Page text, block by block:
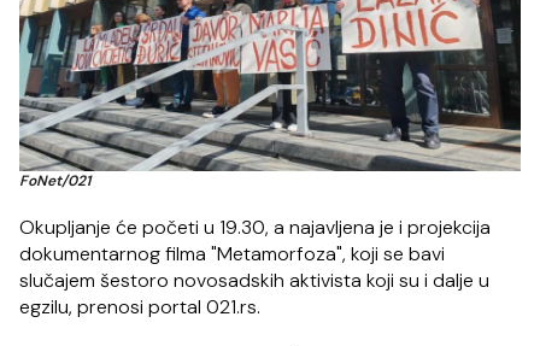
FoNet/021
Okupljanje će početi u 19.30, a najavljena je i projekcija
dokumentarnog filma "Metamorfoza", koji se bavi
slučajem šestoro novosadskih aktivista koji su i dalje u
egzilu, prenosi portal 021.rs.